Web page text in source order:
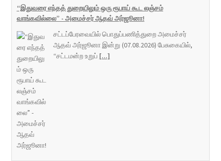
“இதுவரை எந்தத் துறையிலும் ஒரு ரூபாய் கூட லஞ்சம்
வாங்கவில்லை” - அமைச்சர் ஆதவ் அர்ஜூனா!
சட்டப்பேரவையில் பொதுப்பணித்துறை அமைச்சர்
ஆதவ் அர்ஜூனா இன்று (07.08.2026) பேசுகையில்,
“சட்டமன்ற உறுப் [...]